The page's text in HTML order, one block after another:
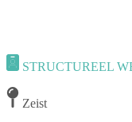
STRUCTUREEL
Zeist